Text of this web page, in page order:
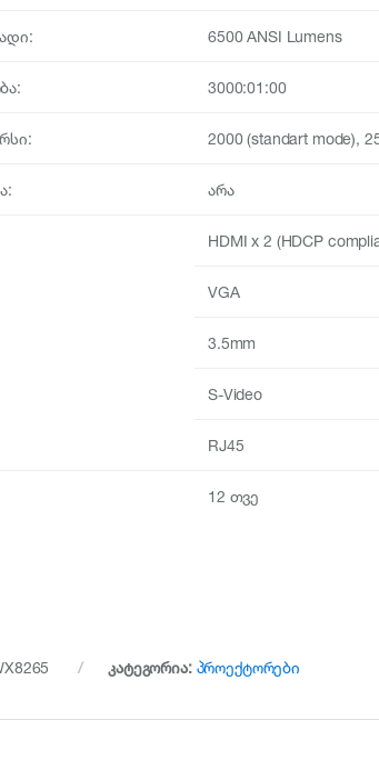
6500 ANSI Lumens
3000:01:00
2000 (standart mode),
არა
HDMI x 2 (HDCP
VGA
3.5mm
S-Video
RJ45
12 თვე
კატეგორია: პროექტორები